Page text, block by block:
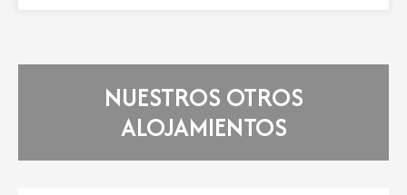
NUESTROS OTROS
ALOJAMIENTOS